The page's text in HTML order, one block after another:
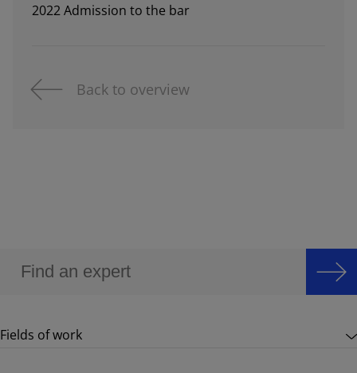
2022 Admission to the bar
Back to overview
Fields of work